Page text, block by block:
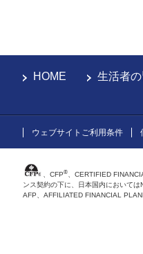
HOME 生活者
ウェブサイトご利用条件
、CFP® 、CERTIFIED
ンス契約の下に、日本国内においては
AFP、AFFILIATED FINANCIAL